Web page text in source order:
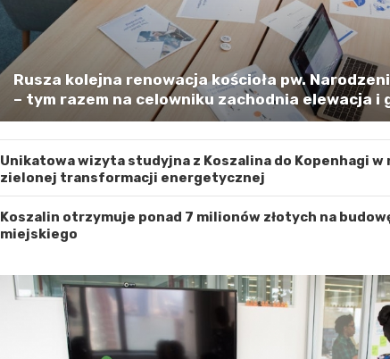
Rusza kolejna renowacja kościoła pw.
– tym razem na celowniku zachodnia elewacja i
Unikatowa wizyta studyjna z Koszalina do Kopenhagi
zielonej transformacji energetycznej
Koszalin otrzymuje ponad 7 milionów złotych na
miejskiego